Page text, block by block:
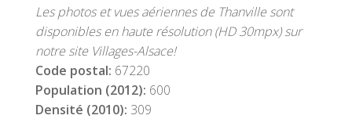
Les photos et vues aériennes de Thanville sont
disponibles en haute résolution (HD 30mpx) sur
notre site Villages-Alsace!
Code postal: 67220
Population (2012): 600
Densité (2010): 309